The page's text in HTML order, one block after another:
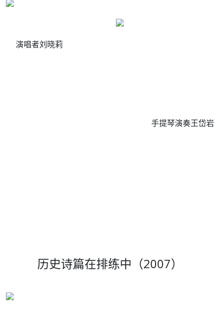
演唱者刘晓莉
手提琴演奏王岱岩
历史诗篇在排练中（2007）